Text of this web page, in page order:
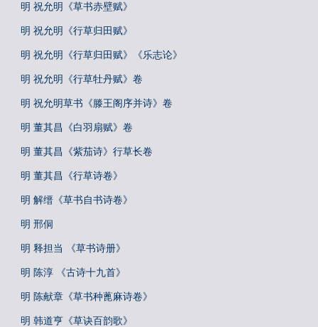
明 祝允明《草书赤壁赋》
明 祝允明《行草归田赋》
明 祝允明《行草归田赋》《乐志论》
明 祝允明《行草牡丹赋》卷
明 祝允明草书《滕王阁序并诗》卷
明 董其昌《白羽扇赋》卷
明 董其昌《紫茄诗》行草长卷
明 董其昌《行草诗卷》
明 解缙《草书自书诗卷》
明 邢侗
明 释担当 《草书诗册》
明 陈淳 《古诗十九首》
明 陈献章《草书种蓖麻诗卷》
明 韩道亨《草诀百韵歌》